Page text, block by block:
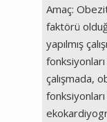
Amaç:
faktörü
yapılmış
çalışmada,